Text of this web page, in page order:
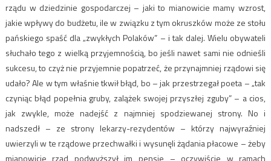
rządu w dziedzinie gospodarczej – jaki to mianowicie mamy wzrost,
jakie wpływy do budżetu, ile w związku z tym okruszków może ze stołu
pańskiego spaść dla „zwykłych Polaków” – i tak dalej. Wielu obywateli
słuchało tego z wielką przyjemnością, bo jeśli nawet sami nie odnieśli
sukcesu, to czyż nie przyjemnie popatrzeć, że przynajmniej rządowi się
udało? Ale w tym właśnie tkwił błąd, bo – jak przestrzegał poeta – „tak
czyniąc błąd popełnia gruby, zalążek swojej przyszłej zguby” – a cios,
jak zwykle, może nadejść z najmniej spodziewanej strony. No i
nadszedł – ze strony lekarzy-rezydentów – którzy najwyraźniej
uwierzyli w te rządowe przechwałki i wysunęli żądania płacowe – żeby
mianowicie rząd podwyższył im pensje – oczywiście w ramach